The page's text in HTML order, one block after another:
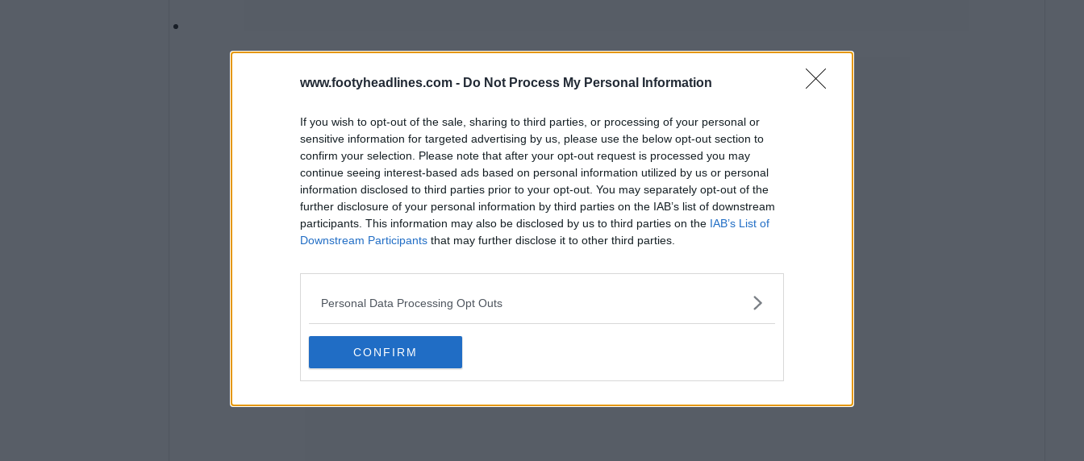
www.footyheadlines.com - Do Not Process My Personal Information
If you wish to opt-out of the sale, sharing to third parties, or processing of your personal or
sensitive information for targeted advertising by us, please use the below opt-out section to
confirm your selection. Please note that after your opt-out request is processed you may
continue seeing interest-based ads based on personal information utilized by us or personal
information disclosed to third parties prior to your opt-out. You may separately opt-out of the
further disclosure of your personal information by third parties on the IAB’s list of downstream
participants. This information may also be disclosed by us to third parties on the IAB’s List of
Downstream Participants that may further disclose it to other third parties.
Personal Data Processing Opt Outs
CONFIRM